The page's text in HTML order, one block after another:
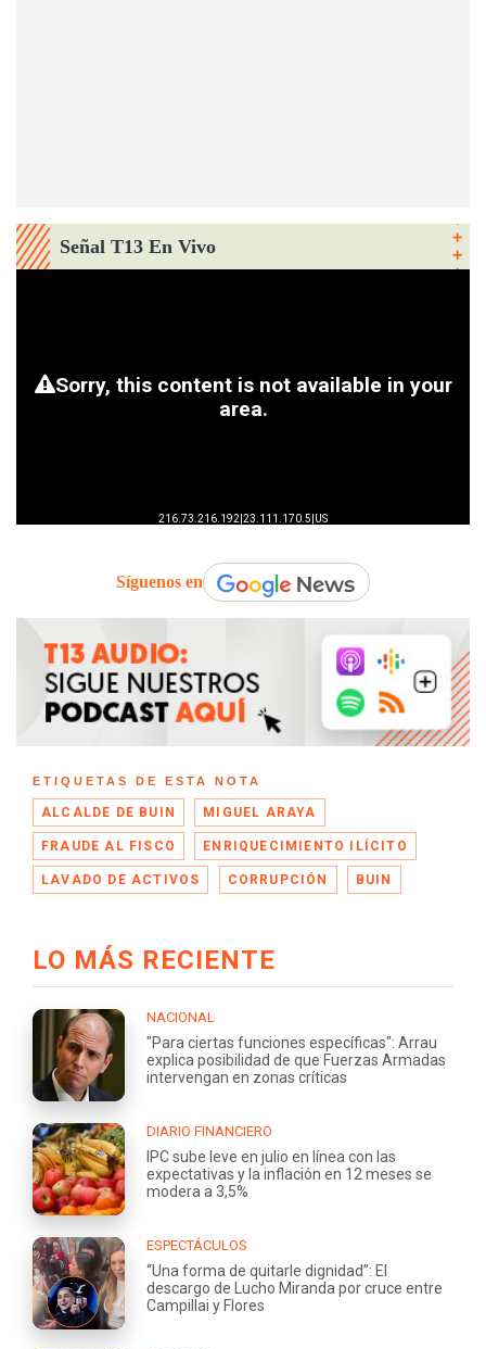
Señal T13 En Vivo
Síguenos en
ETIQUETAS DE ESTA NOTA
ALCALDE DE BUIN MIGUEL ARAYA
FRAUDE AL FISCO ENRIQUECIMIENTO ILÍCITO
LAVADO DE ACTIVOS CORRUPCIÓN BUIN
LO MÁS RECIENTE
NACIONAL
"Para ciertas funciones específicas": Arrau
explica posibilidad de que Fuerzas Armadas
intervengan en zonas críticas
DIARIO FINANCIERO
IPC sube leve en julio en línea con las
expectativas y la inflación en 12 meses se
modera a 3,5%
ESPECTÁCULOS
“Una forma de quitarle dignidad”: El
descargo de Lucho Miranda por cruce entre
Campillai y Flores